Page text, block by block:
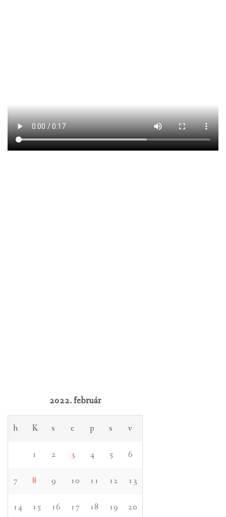
2022. február
h K s c p s v
1 2 3 4 5 6
7 8 9 10 11 12 13
14 15 16 17 18 19 20